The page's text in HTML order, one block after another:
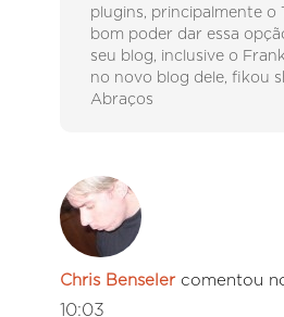
plugins, principalmente o
bom poder dar essa
seu blog, inclusive o
no novo blog dele, fikou
Abraços
Chris Benseler comentou
10:03